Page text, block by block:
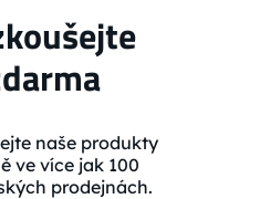
naše produkty
ve více jak 100
prodejnách.